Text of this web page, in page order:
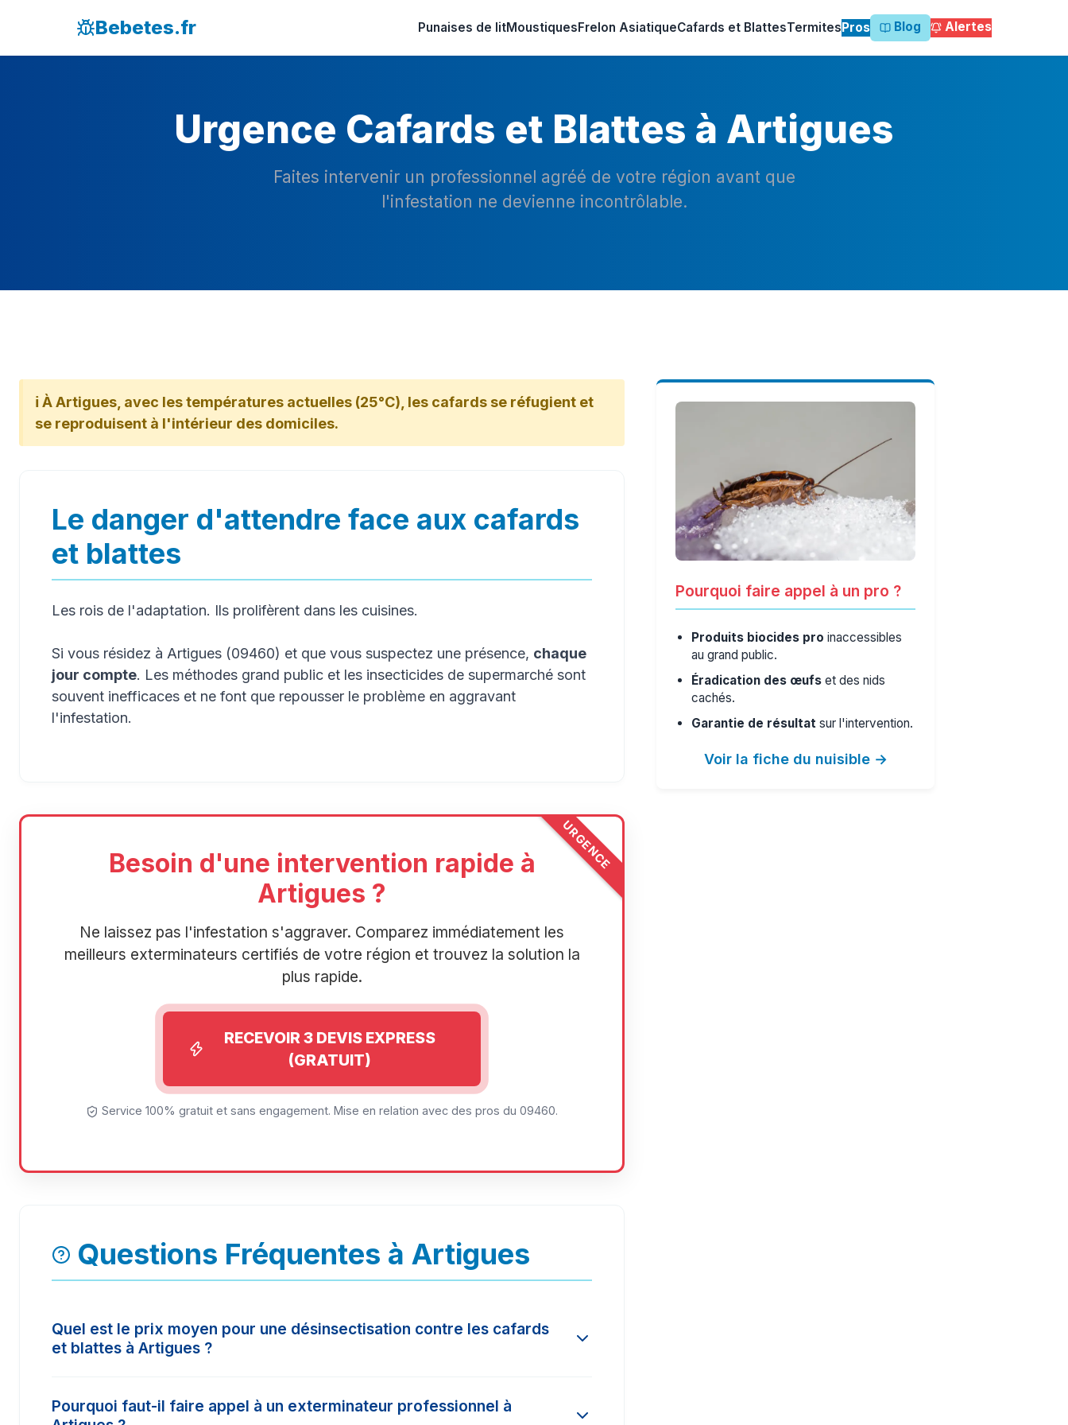
Bebetes.fr Punaises de litMoustiquesFrelon AsiatiqueCafards et BlattesTermitesPros Blog Alertes
Urgence Cafards et Blattes à Artigues
Faites intervenir un professionnel agréé de votre région avant que
l'infestation ne devienne incontrôlable.
ℹ️ À Artigues, avec les températures actuelles (25°C), les cafards se réfugient et
se reproduisent à l'intérieur des domiciles.
Le danger d'attendre face aux cafards
et blattes
Les rois de l'adaptation. Ils prolifèrent dans les cuisines.
Si vous résidez à Artigues (09460) et que vous suspectez une présence, chaque
jour compte. Les méthodes grand public et les insecticides de supermarché sont
souvent inefficaces et ne font que repousser le problème en aggravant
l'infestation.
URGENCE
Besoin d'une intervention rapide à
Artigues ?
Ne laissez pas l'infestation s'aggraver. Comparez immédiatement les
meilleurs exterminateurs certifiés de votre région et trouvez la solution la
plus rapide.
RECEVOIR 3 DEVIS EXPRESS
(GRATUIT)
Service 100% gratuit et sans engagement. Mise en relation avec des pros du 09460.
Questions Fréquentes à Artigues
Quel est le prix moyen pour une désinsectisation contre les cafards
et blattes à Artigues ?
surface à traiter. En moyenne, les prix constatés dans la région varient entre 150€
Pourquoi faut-il faire appel à un exterminateur professionnel à
Pourquoi faire appel à un pro ?
Produits biocides pro inaccessibles
au grand public.
Éradication des œufs et des nids
cachés.
Garantie de résultat sur l'intervention.
Voir la fiche du nuisible →